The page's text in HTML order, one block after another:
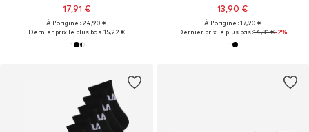
17,91 €
À l'origine : 24,90 €
Dernier prix le plus bas :15,22 €
13,90 €
À l'origine : 17,90 €
Dernier prix le plus bas :14,31 €-2%